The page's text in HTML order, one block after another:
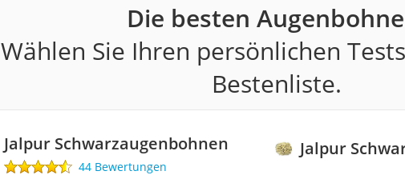
Die besten
Wählen Sie Ihren persönlichen
Bestenliste.
Jalpur
Jalpur Schwarzaugenbohnen
44 Bewertungen